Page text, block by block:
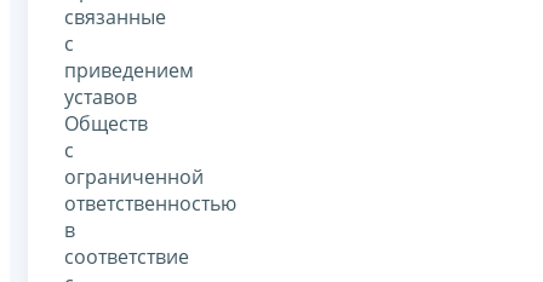
связанные
с
приведением
уставов
Обществ
с
ограниченной
ответственностью
в
соответствие